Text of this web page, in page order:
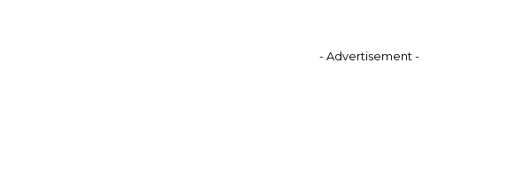
- Advertisement -